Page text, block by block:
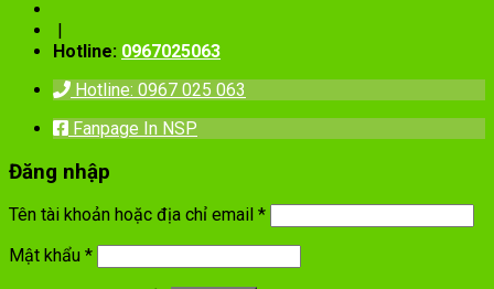
|
Hotline: 0967025063
Hotline: 0967 025 063
Fanpage In NSP
Đăng nhập
Tên tài khoản hoặc địa chỉ email *
Mật khẩu *